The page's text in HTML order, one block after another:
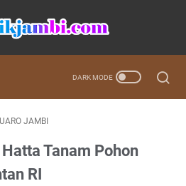
JAMBI
Tanam Pohon
RI